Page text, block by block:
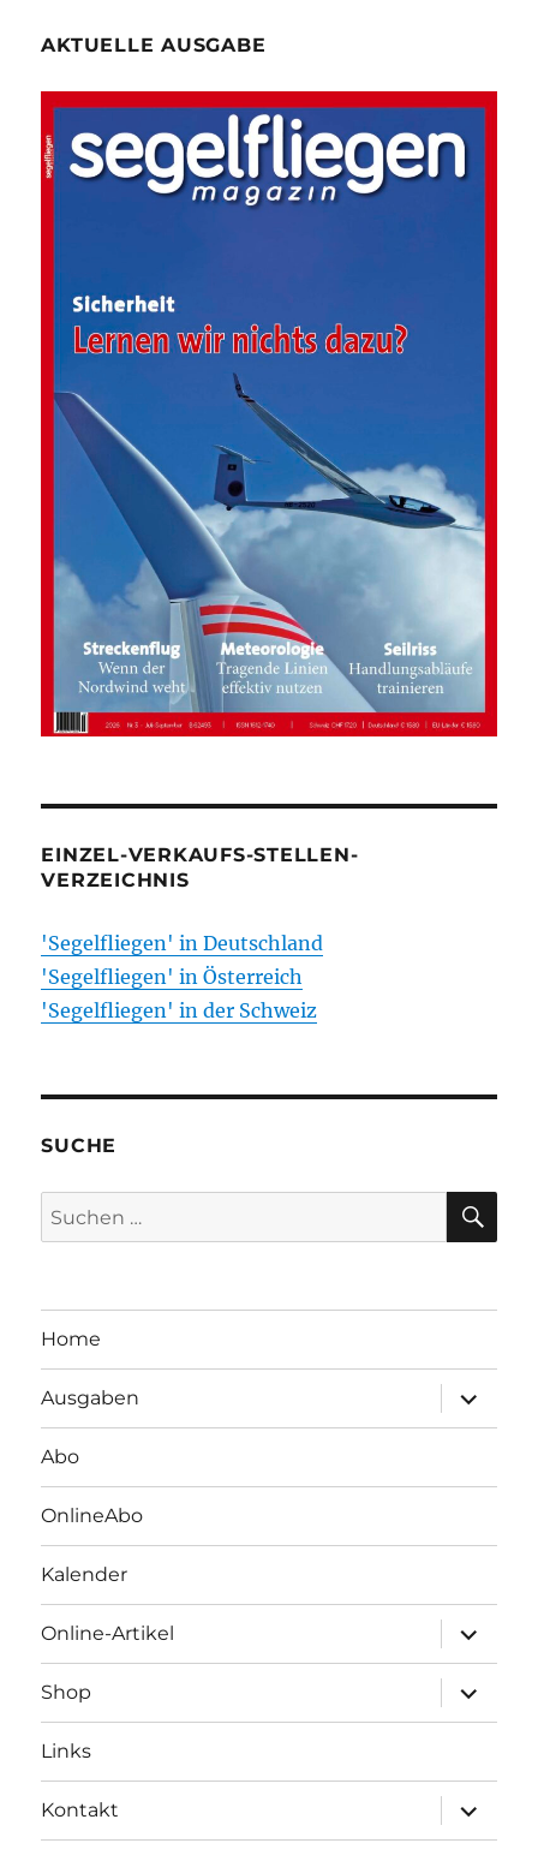
AKTUELLE AUSGABE
EINZEL-VERKAUFS-STELLEN-
VERZEICHNIS
'Segelfliegen' in Deutschland
'Segelfliegen' in Österreich
'Segelfliegen' in der Schweiz
SUCHE
Suchen
nach:
Home
Ausgaben
öffnen
Abo
OnlineAbo
Kalender
Online-Artikel
öffnen
Shop
öffnen
Links
Kontakt
öffnen